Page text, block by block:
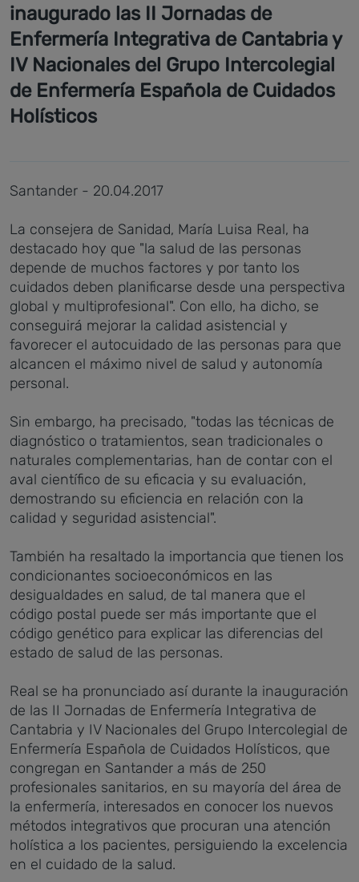
inaugurado las II Jornadas de
Enfermería Integrativa de Cantabria y
IV Nacionales del Grupo Intercolegial
de Enfermería Española de Cuidados
Holísticos
Santander - 20.04.2017
La consejera de Sanidad, María Luisa Real, ha
destacado hoy que "la salud de las personas
depende de muchos factores y por tanto los
cuidados deben planificarse desde una perspectiva
global y multiprofesional". Con ello, ha dicho, se
conseguirá mejorar la calidad asistencial y
favorecer el autocuidado de las personas para que
alcancen el máximo nivel de salud y autonomía
personal.
Sin embargo, ha precisado, "todas las técnicas de
diagnóstico o tratamientos, sean tradicionales o
naturales complementarias, han de contar con el
aval científico de su eficacia y su evaluación,
demostrando su eficiencia en relación con la
calidad y seguridad asistencial".
También ha resaltado la importancia que tienen los
condicionantes socioeconómicos en las
desigualdades en salud, de tal manera que el
código postal puede ser más importante que el
código genético para explicar las diferencias del
estado de salud de las personas.
Real se ha pronunciado así durante la inauguración
de las II Jornadas de Enfermería Integrativa de
Cantabria y IV Nacionales del Grupo Intercolegial de
Enfermería Española de Cuidados Holísticos, que
congregan en Santander a más de 250
profesionales sanitarios, en su mayoría del área de
la enfermería, interesados en conocer los nuevos
métodos integrativos que procuran una atención
holística a los pacientes, persiguiendo la excelencia
en el cuidado de la salud.